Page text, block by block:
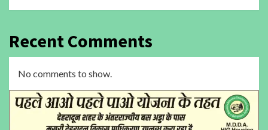
Recent Comments
No comments to show.